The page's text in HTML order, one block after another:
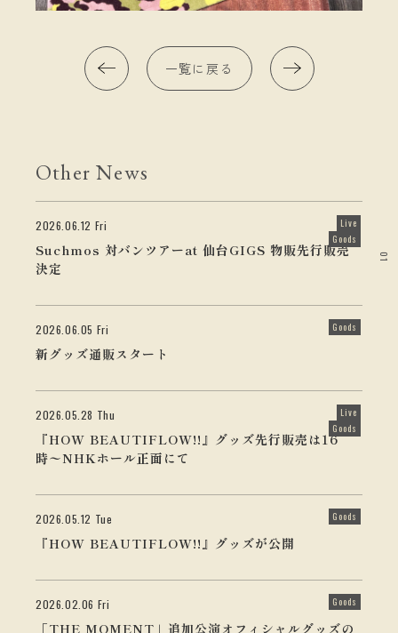
01
一覧に戻る
Other News
2026.06.12 Fri
Live
Goods
Suchmos 対バンツアーat 仙台GIGS 物販先行販売
決定
2026.06.05 Fri Goods
新グッズ通販スタート
2026.05.28 Thu
Live
Goods
『HOW BEAUTIFLOW!!』グッズ先行販売は16
時〜NHKホール正面にて
2026.05.12 Tue Goods
『HOW BEAUTIFLOW!!』グッズが公開
2026.02.06 Fri Goods
「THE MOMENT」追加公演オフィシャルグッズの